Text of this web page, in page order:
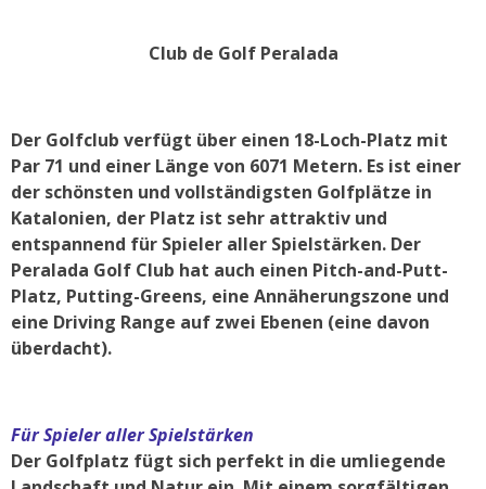
Club de Golf Peralada
Der Golfclub verfügt über einen 18-Loch-Platz mit
Par 71 und einer Länge von 6071 Metern. Es ist einer
der schönsten und vollständigsten Golfplätze in
Katalonien, der Platz ist sehr attraktiv und
entspannend für Spieler aller Spielstärken. Der
Peralada Golf Club hat auch einen Pitch-and-Putt-
Platz, Putting-Greens, eine Annäherungszone und
eine Driving Range auf zwei Ebenen (eine davon
überdacht).
Für Spieler aller Spielstärken
Der Golfplatz fügt sich perfekt in die umliegende